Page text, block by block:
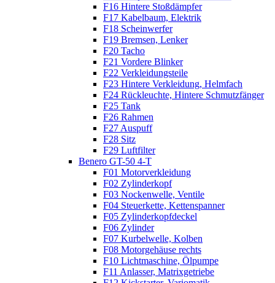
F16 Hintere Stoßdämpfer
F17 Kabelbaum, Elektrik
F18 Scheinwerfer
F19 Bremsen, Lenker
F20 Tacho
F21 Vordere Blinker
F22 Verkleidungsteile
F23 Hintere Verkleidung, Helmfach
F24 Rückleuchte, Hintere Schmutzfänger
F25 Tank
F26 Rahmen
F27 Auspuff
F28 Sitz
F29 Luftfilter
Benero GT-50 4-T
F01 Motorverkleidung
F02 Zylinderkopf
F03 Nockenwelle, Ventile
F04 Steuerkette, Kettenspanner
F05 Zylinderkopfdeckel
F06 Zylinder
F07 Kurbelwelle, Kolben
F08 Motorgehäuse rechts
F10 Lichtmaschine, Ölpumpe
F11 Anlasser, Matrixgetriebe